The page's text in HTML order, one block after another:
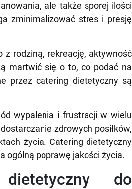
ale także sporej ilości
zminimalizować stres i presję
z rodziną, rekreację, aktywność
martwić się o to, co podać na
przez catering dietetyczny są
wypalenia i frustracji w wielu
zdrowych posiłków,
życia. Catering dietetyczny
ogólną poprawę jakości życia.
do